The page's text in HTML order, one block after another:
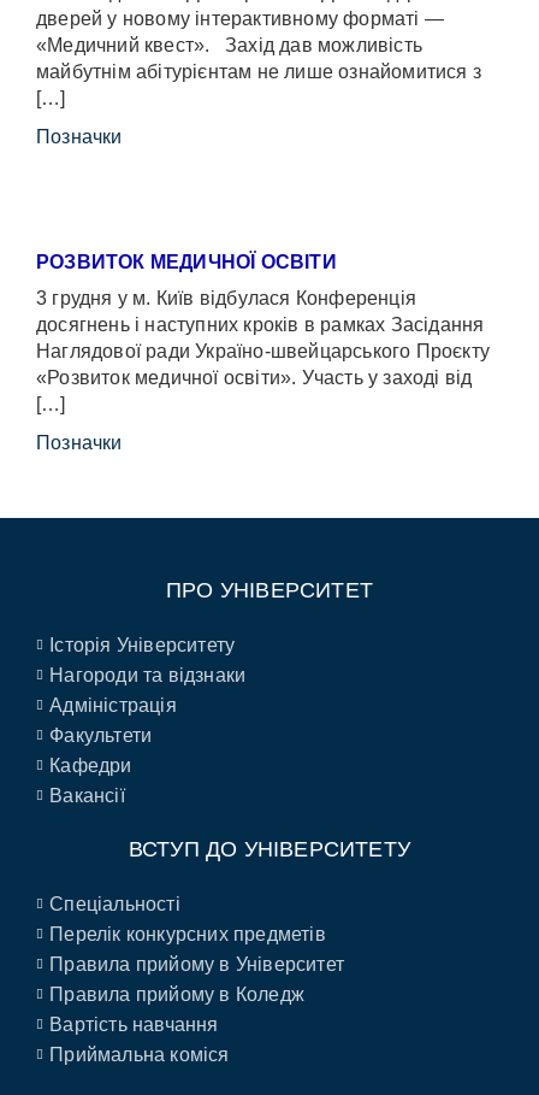
дверей у новому інтерактивному форматі —
«Медичний квест». Захід дав можливість
майбутнім абітурієнтам не лише ознайомитися з
[…]
Позначки
РОЗВИТОК МЕДИЧНОЇ ОСВІТИ
3 грудня у м. Київ відбулася Конференція
досягнень і наступних кроків в рамках Засідання
Наглядової ради Україно-швейцарського Проєкту
«Розвиток медичної освіти». Участь у заході від
[…]
Позначки
ПРО УНІВЕРСИТЕТ
Історія Університету
Нагороди та відзнаки
Адміністрація
Факультети
Кафедри
Вакансії
ВСТУП ДО УНІВЕРСИТЕТУ
Спеціальності
Перелік конкурсних предметів
Правила прийому в Університет
Правила прийому в Коледж
Вартість навчання
Приймальна коміся